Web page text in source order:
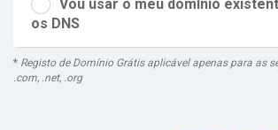
Vou usar o meu domínio
os DNS
* Registo de Domínio Grátis aplicável apenas para as
.com, .net, .org